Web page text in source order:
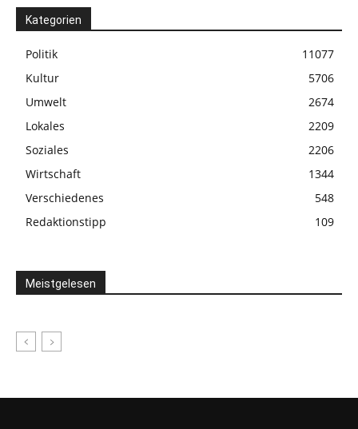
Kategorien
Politik
11077
Kultur
5706
Umwelt
2674
Lokales
2209
Soziales
2206
Wirtschaft
1344
Verschiedenes
548
Redaktionstipp
109
Meistgelesen